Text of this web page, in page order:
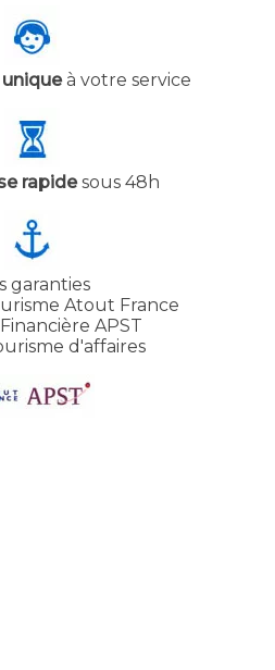
à votre service
rapidesous 48h
garanties
Atout France
APST
d'affaires